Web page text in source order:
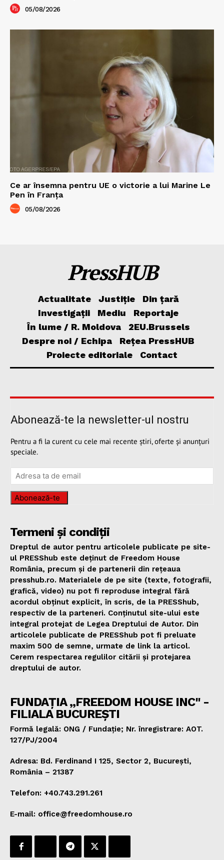
05/08/2026
Ce ar însemna pentru UE o victorie a lui Marine Le
Pen în Franța
05/08/2026
PressHUB
Actualitate Justiție
Din țară
Investigații
Mediu
Reportaje
În lume / R. Moldova
2EU.Brussels
Despre noi / Echipa
Rețea PressHUB
Proiecte editoriale
Contact
Abonează-te la newsletter-ul nostru
Pentru a fi la curent cu cele mai recente știri, oferte și anunțuri
speciale.
Abonează-te
Termeni și condiții
Dreptul de autor pentru articolele publicate pe site-
ul PRESShub este deținut de Freedom House
România, precum și de partenerii din rețeaua
presshub.ro. Materialele de pe site (texte, fotografii,
grafică, video) nu pot fi reproduse integral fără
acordul obținut explicit, în scris, de la PRESShub,
respectiv de la parteneri. Conținutul site-ului este
integral protejat de Legea Dreptului de Autor. Din
articolele publicate de PRESShub pot fi preluate
maxim 500 de semne, urmate de link la articol.
Cerem respectarea regulilor citării și protejarea
dreptului de autor.
FUNDAȚIA „FREEDOM HOUSE INC" -
FILIALA BUCUREȘTI
Formă legală: ONG / Fundație; Nr. înregistrare: AOT.
127/PJ/2004
Adresa: Bd. Ferdinand I 125, Sector 2, București,
România – 21387
Telefon: +40.743.291.261
E-mail: office@freedomhouse.ro